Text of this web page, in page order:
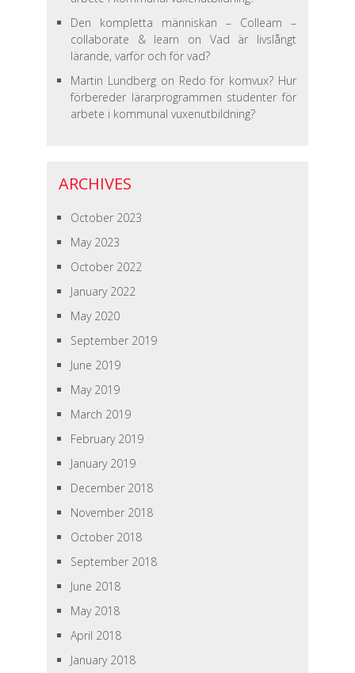
Den kompletta människan – Collearn –
collaborate & learn on Vad är livslångt
lärande, varför och för vad?
Martin Lundbergon Redo för komvux? Hur
förbereder lärarprogrammen studenter för
arbete i kommunal vuxenutbildning?
ARCHIVES
October 2023
May 2023
October 2022
January 2022
May 2020
September 2019
June 2019
May 2019
March 2019
February 2019
January 2019
December 2018
November 2018
October 2018
September 2018
June 2018
May 2018
April 2018
January 2018